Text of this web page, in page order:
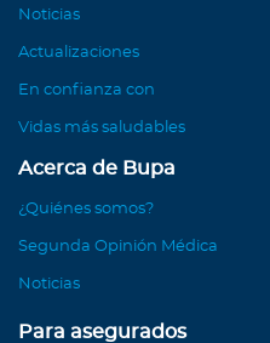
Noticias
Actualizaciones
En confianza con
Vidas más saludables
Acerca de Bupa
¿Quiénes somos?
Segunda Opinión Médica
Noticias
Para asegurados